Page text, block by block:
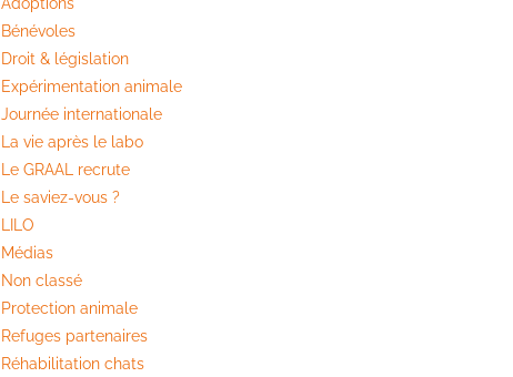
Bénévoles
Droit & législation
Expérimentation animale
Journée internationale
La vie après le labo
Le GRAAL recrute
Le saviez-vous ?
LILO
Médias
Non classé
Protection animale
Refuges partenaires
Réhabilitation chats